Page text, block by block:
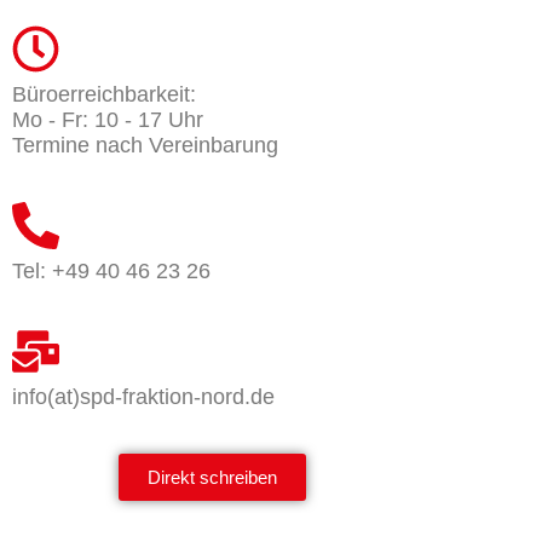
Büroerreichbarkeit:
Mo - Fr: 10 - 17 Uhr
Termine nach Vereinbarung
Tel: +49 40 46 23 26
info(at)spd-fraktion-nord.de
Direkt schreiben
Mit dem
Karte
n Sie die
Datenschu